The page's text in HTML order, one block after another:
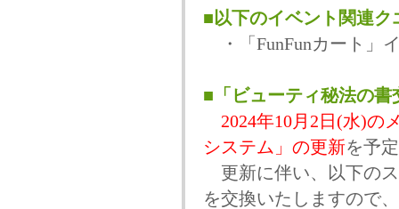
■以下のイベント関連
・「FunFunカート」
■「ビューティ秘法の
2024年10月2日(水)の
システム」の更新を予
更新に伴い、以下のス
を交換いたしますので、